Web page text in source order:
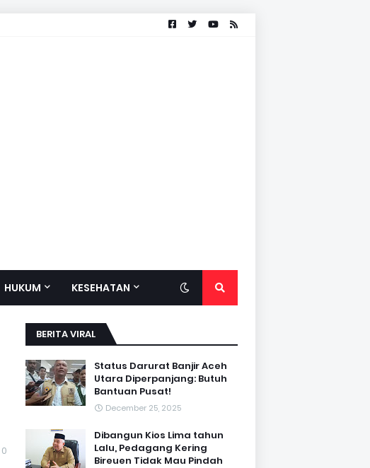
HUKUM KESEHATAN
0
BERITA VIRAL
Status Darurat Banjir Aceh
Utara Diperpanjang: Butuh
Bantuan Pusat!
December 25, 2025
Dibangun Kios Lima tahun
Lalu, Pedagang Kering
Bireuen Tidak Mau Pindah